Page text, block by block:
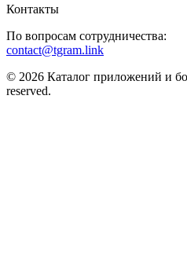
Контакты
По вопросам сотрудничества:
contact@tgram.link
© 2026 Каталог приложений и
reserved.